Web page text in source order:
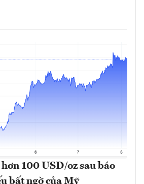
100 USD/oz sau báo
bất ngờ của Mỹ